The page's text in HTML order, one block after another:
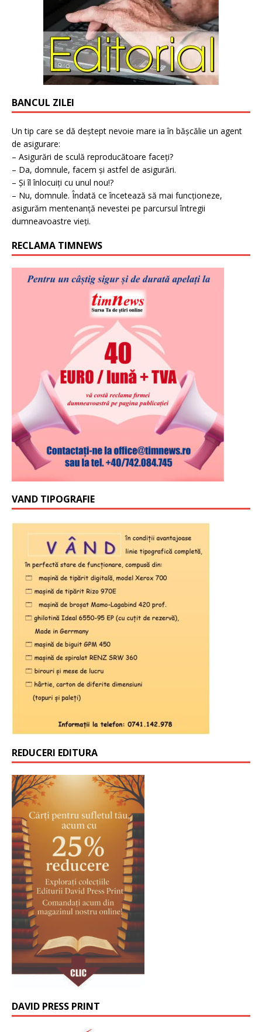
BANCUL ZILEI
Un tip care se dă deștept nevoie mare ia în bășcălie un agent
de asigurare:
– Asigurări de sculă reproducătoare faceți?
– Da, domnule, facem și astfel de asigurări.
– Și îl înlocuiți cu unul nou!?
– Nu, domnule. Îndată ce încetează să mai funcționeze,
asigurăm mentenanță nevestei pe parcursul întregii
dumneavoastre vieți.
RECLAMA TIMNEWS
VAND TIPOGRAFIE
REDUCERI EDITURA
DAVID PRESS PRINT